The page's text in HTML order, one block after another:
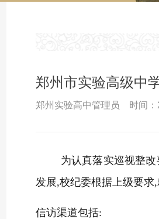
郑州市实验高级中
郑州实验高中管理员 时间：
为认真落实巡视整改
发展,校纪委根据上级要求,
信访渠道包括: